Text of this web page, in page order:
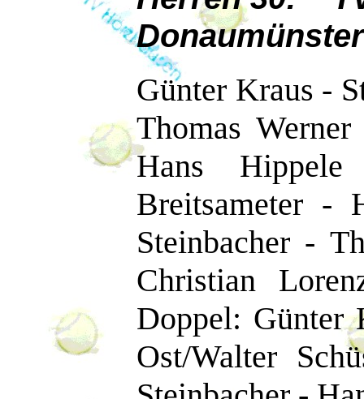
Günter Kraus -
Thomas
Hans
Breitsameter -
Steinbacher -
Christian
Doppel: Günter
Ost/Walter